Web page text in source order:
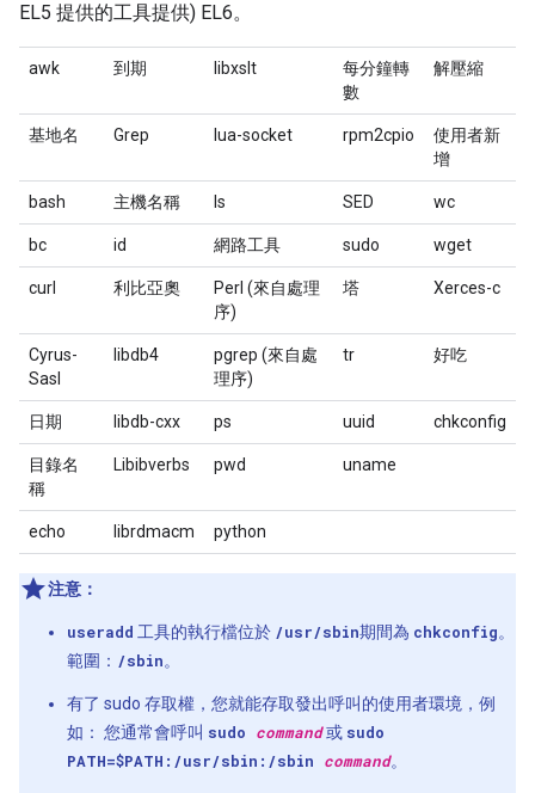
EL5 提供的工具提供) EL6。
awk 到期 libxslt
每分鐘轉
數
解壓縮
基地名 Grep lua-socket rpm2cpio
使用者新
增
bash 主機名稱 ls SED wc
bc id 網路工具 sudo wget
curl 利比亞奧
Perl (來自處理
序)
塔 Xerces-c
Cyrus-
Sasl
libdb4
pgrep (來自處
理序)
tr 好吃
日期 libdb-cxx ps uuid chkconfig
目錄名
稱
Libibverbs pwd uname
echo librdmacm python
注意：
useradd 工具的執行檔位於 /usr/sbin期間為 chkconfig。
範圍： /sbin。
有了 sudo 存取權，您就能存取發出呼叫的使用者環境，例
如： 您通常會呼叫 sudo command或 sudo
PATH=$PATH:/usr/sbin:/sbin command。